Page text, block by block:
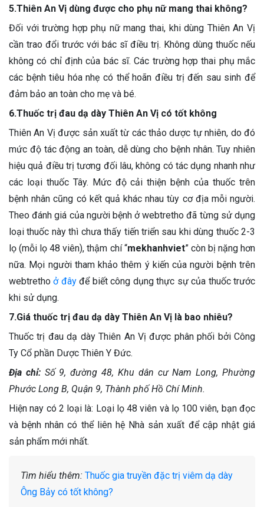
5.Thiên An Vị dùng được cho phụ nữ mang thai không?
Đối với trường hợp phụ nữ mang thai, khi dùng Thiên An Vị
cần trao đổi trước với bác sĩ điều trị. Không dùng thuốc nếu
không có chỉ định của bác sĩ. Các trường hợp thai phụ mắc
các bệnh tiêu hóa nhẹ có thể hoãn điều trị đến sau sinh để
đảm bảo an toàn cho mẹ và bé.
6.Thuốc trị đau dạ dày Thiên An Vị có tốt không
Thiên An Vị được sản xuất từ các thảo dược tự nhiên, do đó
mức độ tác động an toàn, dễ dùng cho bệnh nhân. Tuy nhiên
hiệu quả điều trị tương đối lâu, không có tác dụng nhanh như
các loại thuốc Tây. Mức độ cải thiện bệnh của thuốc trên
bệnh nhân cũng có kết quả khác nhau tùy cơ địa mỗi người.
Theo đánh giá của người bệnh ở webtretho đã từng sử dụng
loại thuốc này thì chưa thấy tiến triển sau khi dùng thuốc 2-3
lọ (mỗi lọ 48 viên), thậm chí “mekhanhviet” còn bị nặng hơn
nữa. Mọi người tham khảo thêm ý kiến của người bệnh trên
webtrethoở đâyđể biết công dụng thực sự của thuốc trước
khi sử dụng.
7.Giá thuốc trị đau dạ dày Thiên An Vị là bao nhiêu?
Thuốc trị đau dạ dày Thiên An Vị được phân phối bởi Công
Ty Cổ phần Dược Thiên Y Đức.
Địa chỉ: Số 9, đường 48, Khu dân cư Nam Long, Phường
Phước Long B, Quận 9, Thành phố Hồ Chí Minh.
Hiện nay có 2 loại là: Loại lọ 48 viên và lọ 100 viên, bạn đọc
và bệnh nhân có thể liên hệ Nhà sản xuất để cập nhật giá
sản phẩm mới nhất.
Tìm hiểu thêm: Thuốc gia truyền đặc trị viêm dạ dày
Ông Bảy có tốt không?